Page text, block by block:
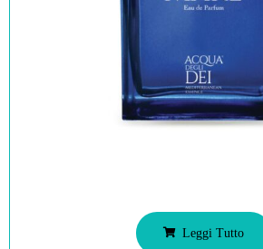
Leggi Tutto